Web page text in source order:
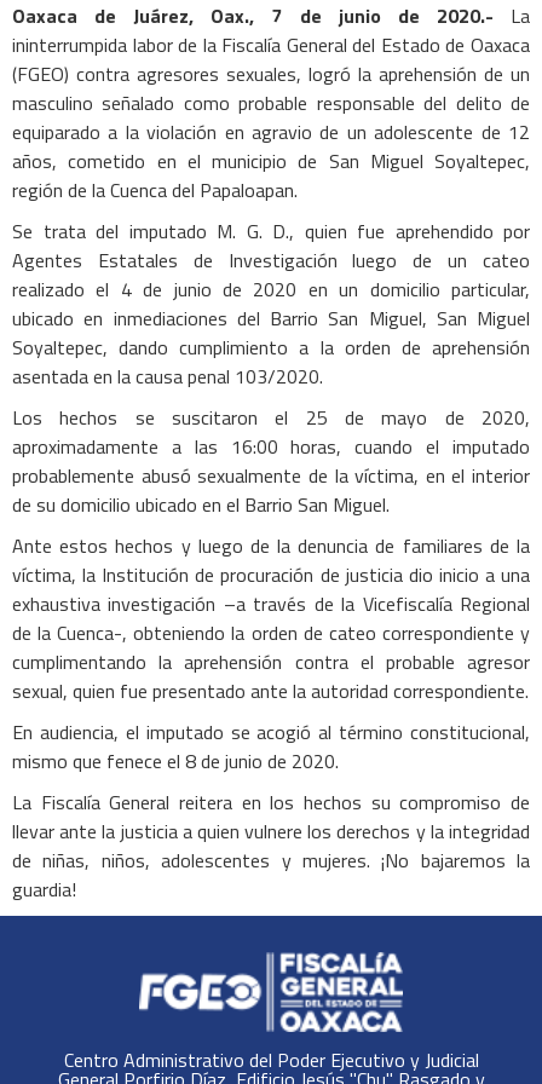
Oaxaca de Juárez, Oax., 7 de junio de 2020.- La
ininterrumpida labor de la Fiscalía General del Estado de Oaxaca
(FGEO) contra agresores sexuales, logró la aprehensión de un
masculino señalado como probable responsable del delito de
equiparado a la violación en agravio de un adolescente de 12
años, cometido en el municipio de San Miguel Soyaltepec,
región de la Cuenca del Papaloapan.
Se trata del imputado M. G. D., quien fue aprehendido por
Agentes Estatales de Investigación luego de un cateo
realizado el 4 de junio de 2020 en un domicilio particular,
ubicado en inmediaciones del Barrio San Miguel, San Miguel
Soyaltepec, dando cumplimiento a la orden de aprehensión
asentada en la causa penal 103/2020.
Los hechos se suscitaron el 25 de mayo de 2020,
aproximadamente a las 16:00 horas, cuando el imputado
probablemente abusó sexualmente de la víctima, en el interior
de su domicilio ubicado en el Barrio San Miguel.
Ante estos hechos y luego de la denuncia de familiares de la
víctima, la Institución de procuración de justicia dio inicio a una
exhaustiva investigación –a través de la Vicefiscalía Regional
de la Cuenca-, obteniendo la orden de cateo correspondiente y
cumplimentando la aprehensión contra el probable agresor
sexual, quien fue presentado ante la autoridad correspondiente.
En audiencia, el imputado se acogió al término constitucional,
mismo que fenece el 8 de junio de 2020.
La Fiscalía General reitera en los hechos su compromiso de
llevar ante la justicia a quien vulnere los derechos y la integridad
de niñas, niños, adolescentes y mujeres. ¡No bajaremos la
guardia!
Centro Administrativo del Poder Ejecutivo y Judicial